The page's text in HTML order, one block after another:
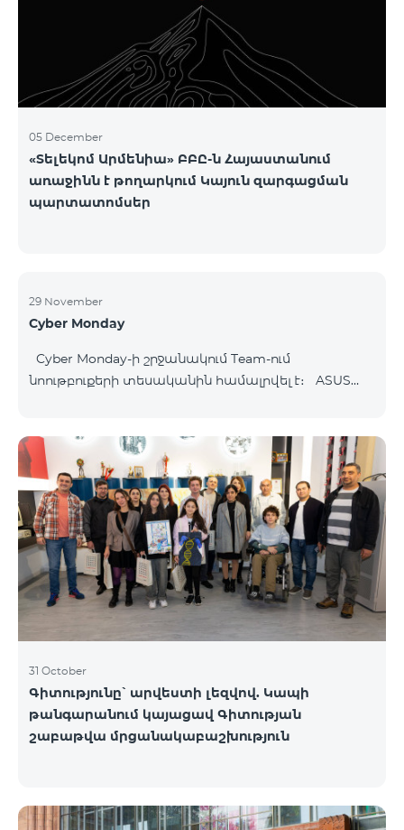
05 December
«Տելեկոմ Արմենիա» ԲԲԸ-ն Հայաստանում
առաջինն է թողարկում Կայուն զարգացման
պարտատոմսեր
29 November
Cyber Monday
Cyber Monday-ի շրջանակում Team-ում
նոութբուքերի տեսականին համալրվել է։ ASUS
֏ ASUS X1504V - 264 000 ֏ | ամսական սկսած՝ 5
500 ֏ ASUS E1504G - 175 000 ֏ | ամսական սկսած՝
3 645 ֏ Lenovo IdeaPad 1 14 - 99 900 ֏ | ամսական
սկսած՝ 2 090 ֏ Lenovo IdeaPad 3 15IAU7 - 179 000 ֏
| ամսական սկսած՝ 3 730 ֏ Dell Vostro 3520 - 159
000 ֏ | ամսական սկսած՝ 3 320 ֏ Նոութբուքերը
հասանելի են Team վաճառքի և սպասա
31 October
Գիտությունը՝ արվեստի լեզվով. Կապի
թանգարանում կայացավ Գիտության
շաբաթվա մրցանակաբաշխություն